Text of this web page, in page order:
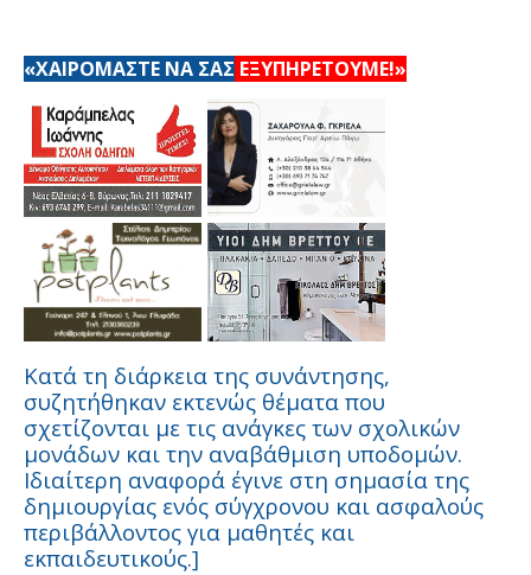
«ΧΑΙΡΟΜΑΣΤΕ ΝΑ ΣΑΣ ΕΞΥΠΗΡΕΤΟΥΜΕ!»
Κατά τη διάρκεια της συνάντησης,
συζητήθηκαν εκτενώς θέματα που
σχετίζονται με τις ανάγκες των σχολικών
μονάδων και την αναβάθμιση υποδομών.
Ιδιαίτερη αναφορά έγινε στη σημασία της
δημιουργίας ενός σύγχρονου και ασφαλούς
περιβάλλοντος για μαθητές και
εκπαιδευτικούς.]